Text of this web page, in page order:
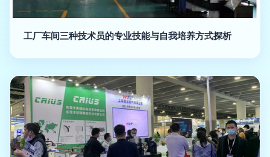
工厂车间三种技术员的专业技能与自我培养方式探析